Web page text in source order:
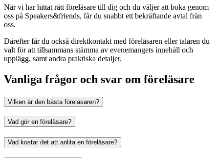
När vi har hittat rätt föreläsare till dig och du väljer att boka genom
oss på Speakers&friends, får du snabbt ett bekräftande avtal från
oss.
Därefter får du också direktkontakt med föreläsaren eller talaren du
valt för att tillsammans stämma av evenemangets innehåll och
upplägg, samt andra praktiska detaljer.
Vanliga frågor och svar om föreläsare
Vilken är den bästa föreläsaren?
Vad gör en föreläsare?
Vad kostar det att anlita en föreläsare?